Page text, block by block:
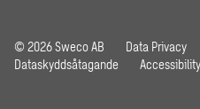
© 2026 Sweco AB Data Privacy
Dataskyddsåtagande